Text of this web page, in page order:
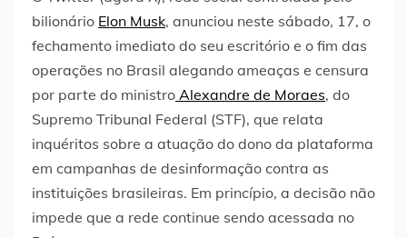
bilionário Elon Musk, anunciou neste sábado, 17, o
fechamento imediato do seu escritório e o fim das
operações no Brasil alegando ameaças e censura
por parte do ministro Alexandre de Moraes, do
Supremo Tribunal Federal (STF), que relata
inquéritos sobre a atuação do dono da plataforma
em campanhas de desinformação contra as
instituições brasileiras. Em princípio, a decisão não
impede que a rede continue sendo acessada no